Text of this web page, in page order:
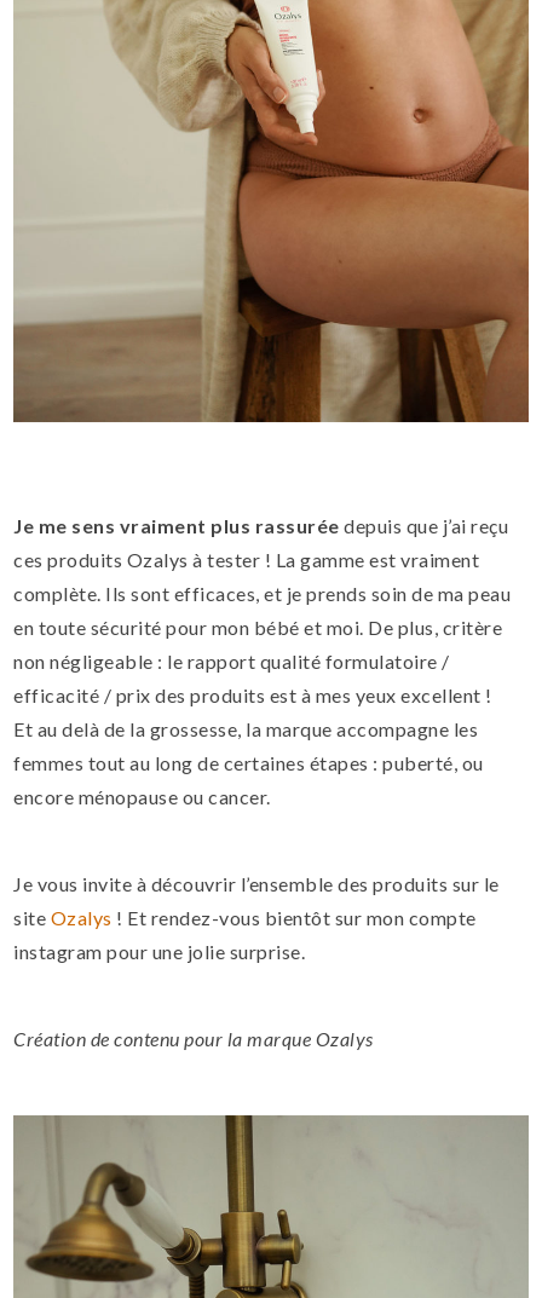
Je me sens vraiment plus rassurée depuis que j’ai reçu
ces produits Ozalys à tester ! La gamme est vraiment
complète. Ils sont efficaces, et je prends soin de ma peau
en toute sécurité pour mon bébé et moi. De plus, critère
non négligeable : le rapport qualité formulatoire /
efficacité / prix des produits est à mes yeux excellent !
Et au delà de la grossesse, la marque accompagne les
femmes tout au long de certaines étapes : puberté, ou
encore ménopause ou cancer.
Je vous invite à découvrir l’ensemble des produits sur le
site Ozalys ! Et rendez-vous bientôt sur mon compte
instagram pour une jolie surprise.
Création de contenu pour la marque Ozalys